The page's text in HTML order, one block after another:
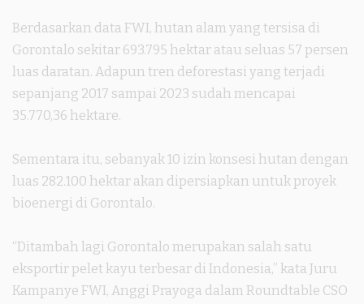
Berdasarkan data FWI, hutan alam yang tersisa di
Gorontalo sekitar 693.795 hektar atau seluas 57 persen
luas daratan. Adapun tren deforestasi yang terjadi
sepanjang 2017 sampai 2023 sudah mencapai
35.770,36 hektare.
Sementara itu, sebanyak 10 izin konsesi hutan dengan
luas 282.100 hektar akan dipersiapkan untuk proyek
bioenergi di Gorontalo.
“Ditambah lagi Gorontalo merupakan salah satu
eksportir pelet kayu terbesar di Indonesia,” kata Juru
Kampanye FWI, Anggi Prayoga dalam Roundtable CSO